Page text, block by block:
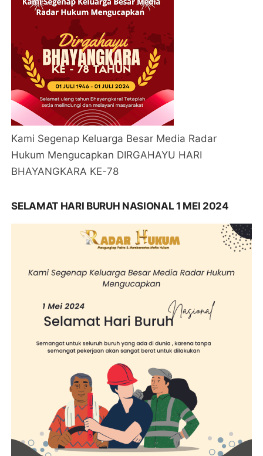
Kami Segenap Keluarga Besar Media Radar
Hukum Mengucapkan DIRGAHAYU HARI
BHAYANGKARA KE-78
SELAMAT HARI BURUH NASIONAL 1 MEI 2024